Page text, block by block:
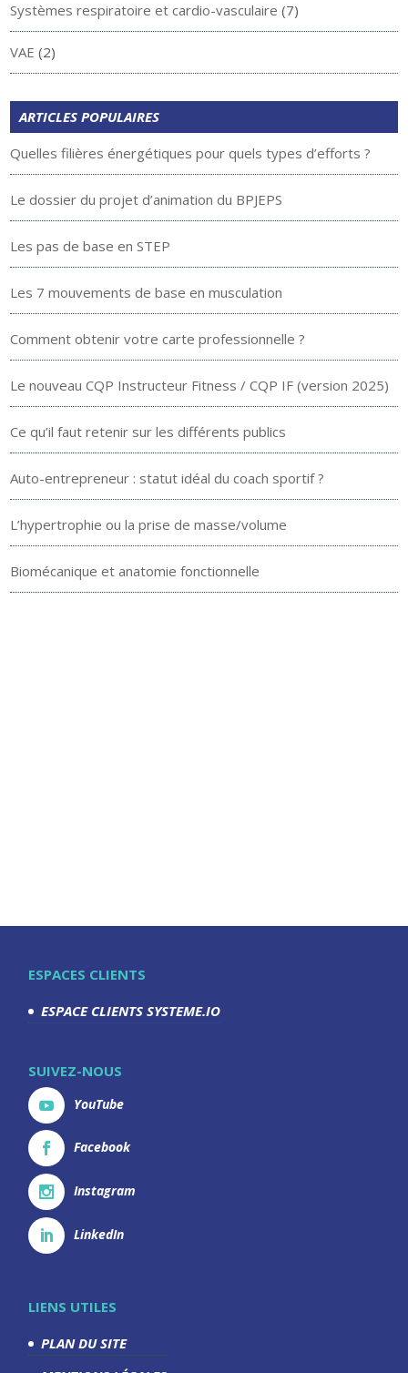
Systèmes respiratoire et cardio-vasculaire (7)
VAE (2)
ARTICLES POPULAIRES
Quelles filières énergétiques pour quels types d’efforts ?
Le dossier du projet d’animation du BPJEPS
Les pas de base en STEP
Les 7 mouvements de base en musculation
Comment obtenir votre carte professionnelle ?
Le nouveau CQP Instructeur Fitness / CQP IF (version 2025)
Ce qu’il faut retenir sur les différents publics
Auto-entrepreneur : statut idéal du coach sportif ?
L’hypertrophie ou la prise de masse/volume
Biomécanique et anatomie fonctionnelle
ESPACES CLIENTS
ESPACE CLIENTS SYSTEME.IO
SUIVEZ-NOUS
YouTube
Facebook
Instagram
LinkedIn
LIENS UTILES
PLAN DU SITE